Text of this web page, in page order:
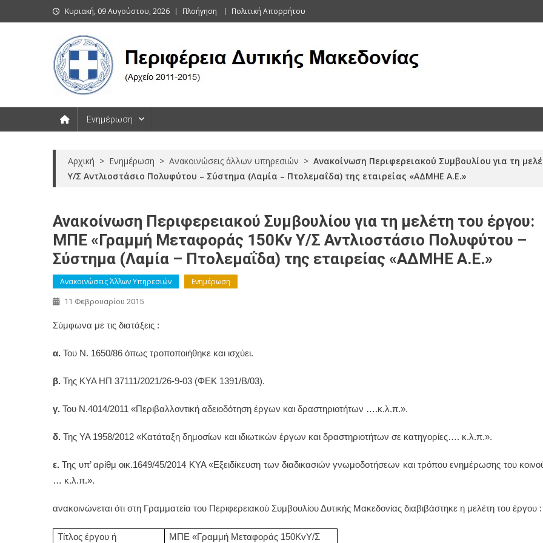
to
Κυριακή, 09 Αυγούστου, 2026 Πλοήγηση Πολιτική Απορρήτου
Περιφέρεια Δυτικής Μακεδονίας (Αρχείο 2011-2015)
Ενημέρωση
Αρχική > Ενημέρωση > Ανακοινώσεις άλλων υπηρεσιών > Ανακοίνωση Περιφερειακού Συμβουλίου για τη
Υ/Σ Αντλιοστάσιο Πολυφύτου – Σύστημα (Λαμία – Πτολεμαΐδα) της εταιρείας «ΑΔΜΗΕ Α.Ε.»
Ανακοίνωση Περιφερειακού Συμβουλίου για τη μελέτη του έργου:
ΜΠΕ «Γραμμή Μεταφοράς 150Kv Υ/Σ Αντλιοστάσιο Πολυφύτου –
Σύστημα (Λαμία – Πτολεμαΐδα) της εταιρείας «ΑΔΜΗΕ Α.Ε.»
Ανακοινώσεις Άλλων Υπηρεσιών Ενημέρωση
11 Φεβρουαρίου 2015
Σύμφωνα με τις διατάξεις :
α. Του Ν. 1650/86 όπως τροποποιήθηκε και ισχύει.
β. Της ΚΥΑ ΗΠ 37111/2021/26-9-03 (ΦΕΚ 1391/Β/03).
γ. Του Ν.4014/2011 «Περιβαλλοντική αδειοδότηση έργων και δραστηριοτήτων ….κ.λ.π.».
δ. Της ΥΑ 1958/2012 «Κατάταξη δημοσίων και ιδιωτικών έργων και δραστηριοτήτων σε κατηγορίες…. κ.λ.π.».
ε. Της υπ’ αρίθμ οικ.1649/45/2014 ΚΥΑ «Εξειδίκευση των διαδικασιών γνωμοδοτήσεων και τρόπου ενημέρωσης του
… κ.λ.π.».
ανακοινώνεται ότι στη Γραμματεία του Περιφερειακού Συμβουλίου Δυτικής Μακεδονίας διαβιβάστηκε η μελέτη του έργου :
Τίτλος έργου ή ΜΠΕ «Γραμμή Μεταφοράς 150KvΥ/Σ